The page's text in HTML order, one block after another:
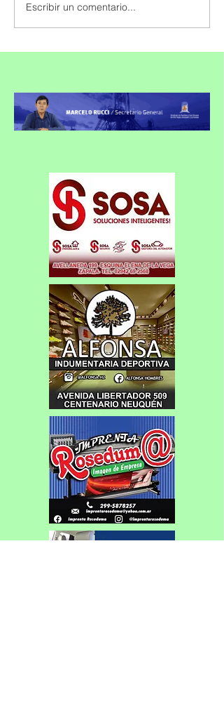
Escribir un comentario...